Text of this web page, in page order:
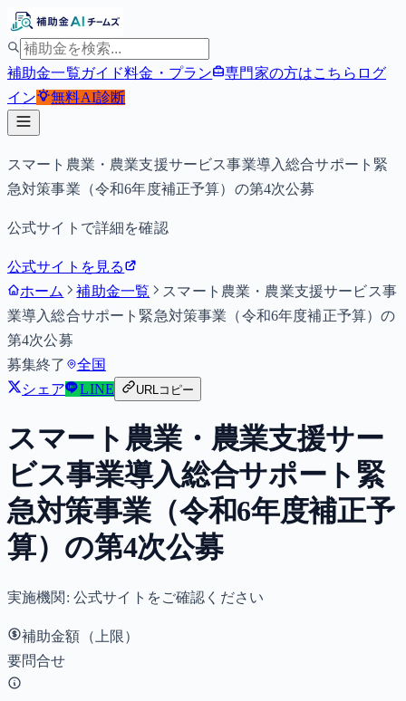
補助金一覧ガイド料金・プラン 専門家の方はこちら ログ
イン
無料AI診断
スマート農業・農業支援サービス事業導入総合サポート緊
急対策事業（令和6年度補正予算）の第4次公募
公式サイトで詳細を確認
公式サイトを見る
ホーム
補助金一覧
スマート農業・農業支援サービス事
業導入総合サポート緊急対策事業（令和6年度補正予算）の
第4次公募
募集終了
全国
シェア
LINE URLコピー
スマート農業・農業支援サー
ビス事業導入総合サポート緊
急対策事業（令和6年度補正予
算）の第4次公募
実施機関: 公式サイトをご確認ください
補助金額（上限）
要問合せ